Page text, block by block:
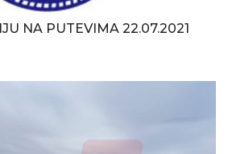
NA PUTEVIMA 22.07.2021